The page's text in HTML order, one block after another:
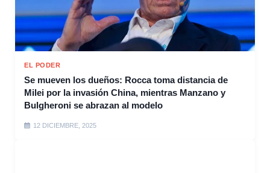
EL PODER
Se mueven los dueños: Rocca toma distancia de
Milei por la invasión China, mientras Manzano y
Bulgheroni se abrazan al modelo
12 DICIEMBRE, 2025